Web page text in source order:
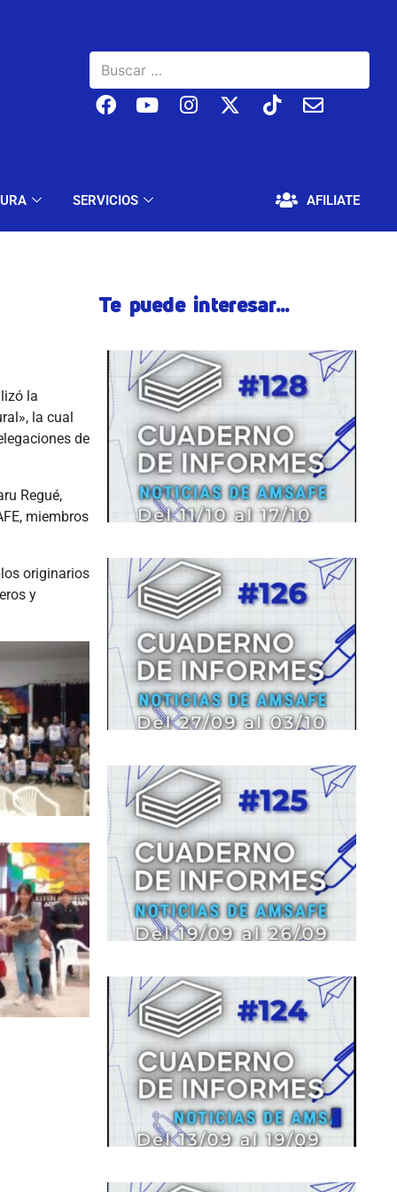
SERVICIOS AFILIATE
EDUCACIÓN Y CULTURA SERVICIOS
la
la cual
de
Regué,
miembros
originarios
y
Te puede interesar...